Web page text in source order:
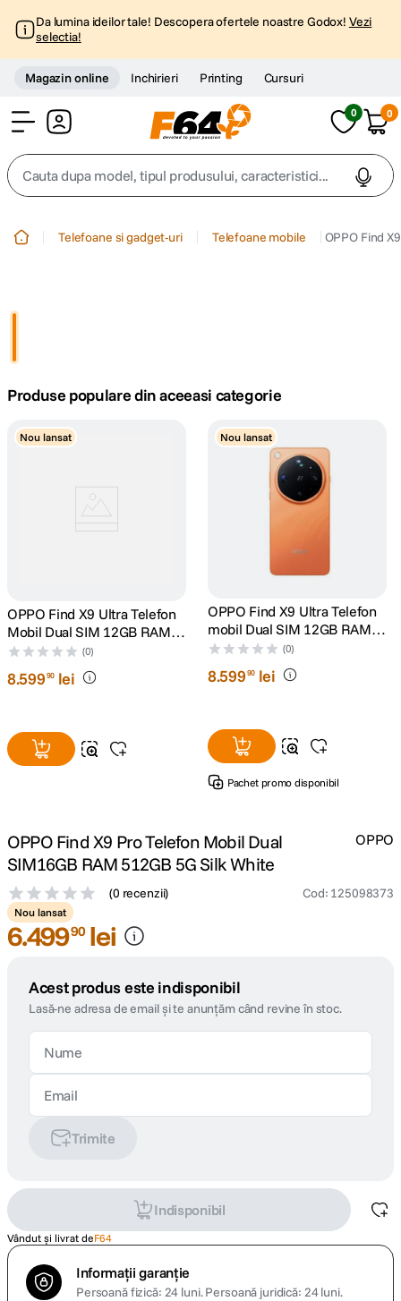
Da lumina ideilor tale! Descopera ofertele noastre Godox! Vezi
selectia!
Magazin online Inchirieri Printing Cursuri
0 0
Cauta dupa model, tipul produsului, caracteristici...
4. peak design
5. canon sx740 hs
9 . insta 360
10 . godox
Telefoane si gadget-uri Telefoane mobile OPPO Find
Produse populare din aceeasi categorie
Nou lansat
OPPO Find X9 Ultra Telefon
Mobil Dual SIM 12GB RAM
512GB 5G Tundra Umber
(0)
8.59990 lei
Nou lansat
OPPO Find X9 Ultra Telefon
mobil Dual SIM 12GB RAM
512GB 5G Canyon Orange
(0)
8.59990 lei
Pachet promo disponibil
OPPO Find X9 Pro Telefon Mobil Dual
SIM16GB RAM 512GB 5G Silk White
(0 recenzii) Cod: 125098373
OPPO
Nou lansat
6.49990 lei
Acest produs este indisponibil
Lasă-ne adresa de email și te anunțăm când revine în stoc.
Trimite
Indisponibil
Vândut și livrat deF64
Informații garanție
Persoană fizică: 24 luni.Persoană juridică: 24 luni.